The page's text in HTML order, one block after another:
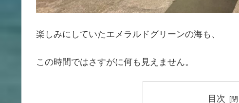
楽しみにしていたエメラルドグリーンの海も、
この時間ではさすがに何も見えません。
目次